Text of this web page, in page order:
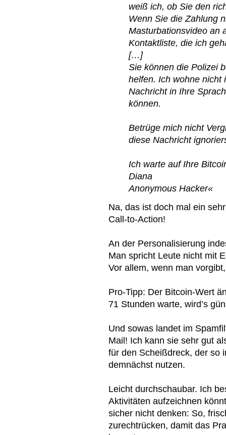
weiß ich, ob Sie den
Wenn Sie die Zahlung
Masturbationsvideo an
Kontaktliste, die ich
[…]
Sie können die Polizei
helfen. Ich wohne nicht
Nachricht in Ihre
können.
Betrüge mich nicht
diese Nachricht
Ich warte auf Ihre
Diana
Anonymous Hacker«
Na, das ist doch mal ein
Call-to-Action!
An der Personalisierung
Man spricht Leute nicht mit
Vor allem, wenn man
Pro-Tipp: Der Bitcoin-Wert
71 Stunden warte, wird’s
Und sowas landet im
Mail! Ich kann sie sehr gut
für den Scheißdreck, der so
demnächst nutzen.
Leicht durchschaubar. Ich
Aktivitäten aufzeichnen
sicher nicht denken: So,
zurechtrücken, damit das